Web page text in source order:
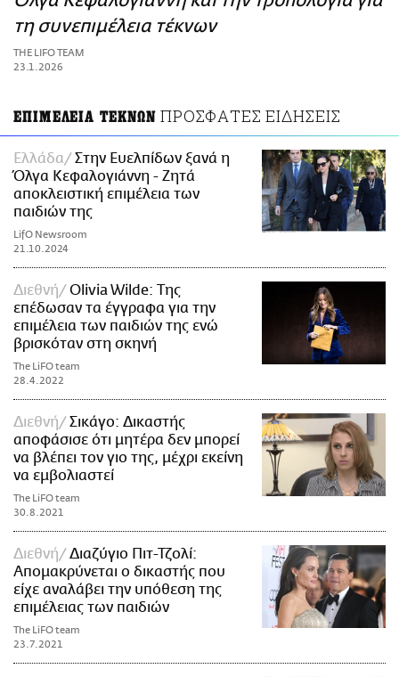
ΑΜΠΑ
PRINT
τη συνεπιμέλεια τέκνων
THE LIFO TEAM
23.1.2026
ΕΠΙΜΕΛΕΙΑ ΤΕΚΝΩΝ ΠΡΟΣΦΑΤΕΣ ΕΙΔΗΣΕΙΣ
Ελλάδα
Στην Ευελπίδων ξανά η
Όλγα Κεφαλογιάννη - Ζητά
αποκλειστική επιμέλεια των
παιδιών της
LifO Newsroom
21.10.2024
Διεθνή
Olivia Wilde: Της
επέδωσαν τα έγγραφα για την
επιμέλεια των παιδιών της ενώ
βρισκόταν στη σκηνή
The LiFO team
28.4.2022
Διεθνή
Σικάγο: Δικαστής
αποφάσισε ότι μητέρα δεν μπορεί
να βλέπει τον γιο της, μέχρι εκείνη
να εμβολιαστεί
The LiFO team
30.8.2021
Διεθνή
Διαζύγιο Πιτ-Τζολί:
Απομακρύνεται ο δικαστής που
είχε αναλάβει την υπόθεση της
επιμέλειας των παιδιών
The LiFO team
23.7.2021